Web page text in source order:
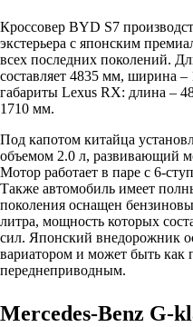
Кроссовер BYD S7
экстерьера с японским
всех последних поколений.
составляет 4835 мм, ширина
габариты Lexus RX: длина –
1710 мм.
Под капотом китайца
объемом 2.0 л, развивающий
Мотор работает в паре с 6-
Также автомобиль имеет
поколения оснащен
литра, мощность которых
сил. Японский внедорожник
вариатором и может быть
переднеприводным.
Mercedes-Benz G-